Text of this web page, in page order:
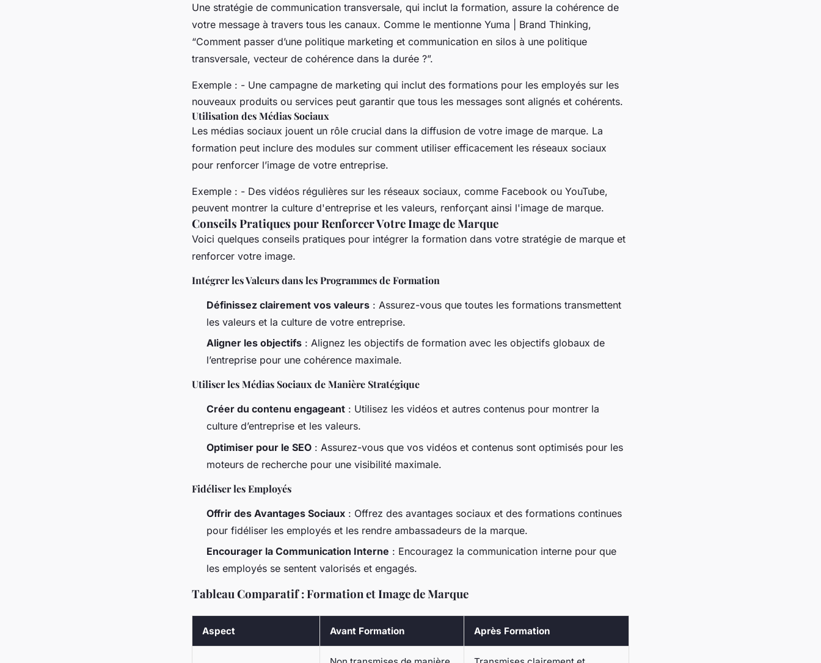
Une stratégie de communication transversale, qui inclut la formation, assure la cohérence de
votre message à travers tous les canaux. Comme le mentionne Yuma | Brand Thinking,
“Comment passer d’une politique marketing et communication en silos à une politique
transversale, vecteur de cohérence dans la durée ?”.
Exemple : - Une campagne de marketing qui inclut des formations pour les employés sur les
nouveaux produits ou services peut garantir que tous les messages sont alignés et cohérents.
Utilisation des Médias Sociaux
Les médias sociaux jouent un rôle crucial dans la diffusion de votre image de marque. La
formation peut inclure des modules sur comment utiliser efficacement les réseaux sociaux
pour renforcer l’image de votre entreprise.
Exemple : - Des vidéos régulières sur les réseaux sociaux, comme Facebook ou YouTube,
peuvent montrer la culture d'entreprise et les valeurs, renforçant ainsi l'image de marque.
Conseils Pratiques pour Renforcer Votre Image de Marque
Voici quelques conseils pratiques pour intégrer la formation dans votre stratégie de marque et
renforcer votre image.
Intégrer les Valeurs dans les Programmes de Formation
Définissez clairement vos valeurs : Assurez-vous que toutes les formations transmettent
les valeurs et la culture de votre entreprise.
Aligner les objectifs : Alignez les objectifs de formation avec les objectifs globaux de
l’entreprise pour une cohérence maximale.
Utiliser les Médias Sociaux de Manière Stratégique
Créer du contenu engageant : Utilisez les vidéos et autres contenus pour montrer la
culture d’entreprise et les valeurs.
Optimiser pour le SEO : Assurez-vous que vos vidéos et contenus sont optimisés pour les
moteurs de recherche pour une visibilité maximale.
Fidéliser les Employés
Offrir des Avantages Sociaux : Offrez des avantages sociaux et des formations continues
pour fidéliser les employés et les rendre ambassadeurs de la marque.
Encourager la Communication Interne : Encouragez la communication interne pour que
les employés se sentent valorisés et engagés.
Tableau Comparatif : Formation et Image de Marque
Aspect Avant Formation Après Formation